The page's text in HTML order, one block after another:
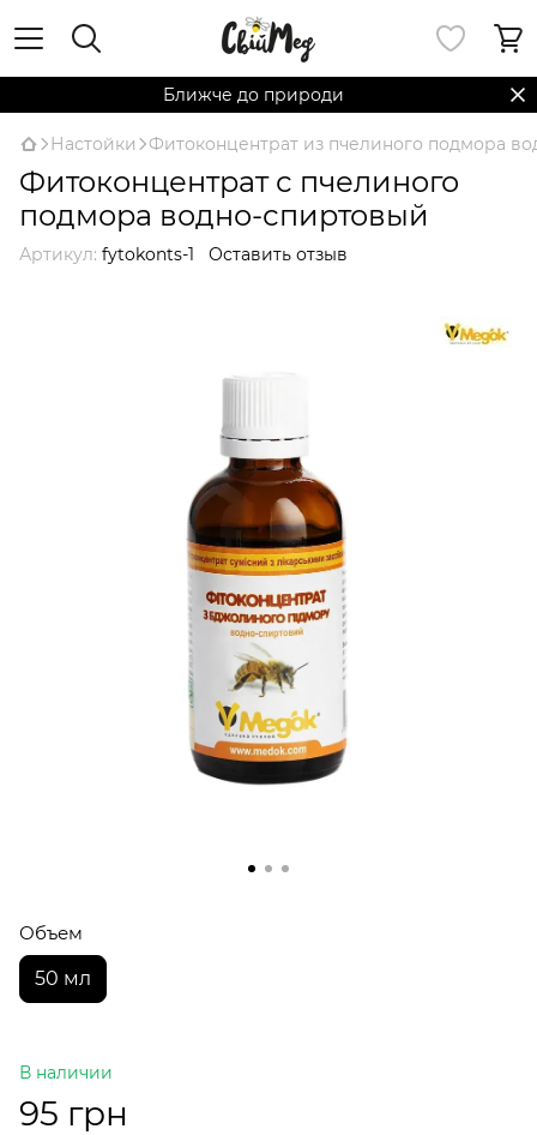
Ближче до природи
Настойки Фитоконцентрат из пчелиного подмора
Фитоконцентрат с пчелиного
подмора водно-спиртовый
Артикул: fytokonts-1 Оставить отзыв
Объем
50 мл
В наличии
95 грн